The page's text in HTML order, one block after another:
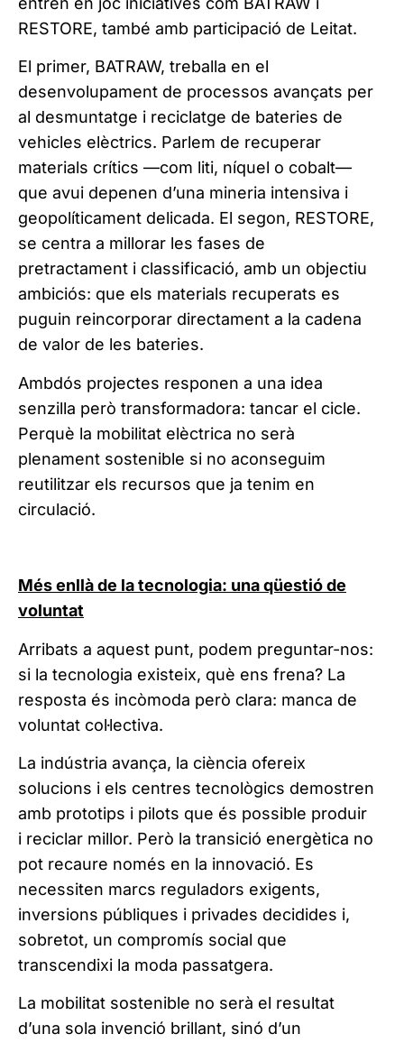
RESTORE, també amb participació de Leitat.
El primer, BATRAW, treballa en el
desenvolupament de processos avançats per
al desmuntatge i reciclatge de bateries de
vehicles elèctrics. Parlem de recuperar
materials crítics —com liti, níquel o cobalt—
que avui depenen d’una mineria intensiva i
geopolíticament delicada. El segon, RESTORE,
se centra a millorar les fases de
pretractament i classificació, amb un objectiu
ambiciós: que els materials recuperats es
puguin reincorporar directament a la cadena
de valor de les bateries.
Ambdós projectes responen a una idea
senzilla però transformadora: tancar el cicle.
Perquè la mobilitat elèctrica no serà
plenament sostenible si no aconseguim
reutilitzar els recursos que ja tenim en
circulació.
Més enllà de la tecnologia: una qüestió de
voluntat
Arribats a aquest punt, podem preguntar-nos:
si la tecnologia existeix, què ens frena? La
resposta és incòmoda però clara: manca de
voluntat col·lectiva.
La indústria avança, la ciència ofereix
solucions i els centres tecnològics demostren
amb prototips i pilots que és possible produir
i reciclar millor. Però la transició energètica no
pot recaure només en la innovació. Es
necessiten marcs reguladors exigents,
inversions públiques i privades decidides i,
sobretot, un compromís social que
transcendixi la moda passatgera.
La mobilitat sostenible no serà el resultat
d’una sola invenció brillant, sinó d’un